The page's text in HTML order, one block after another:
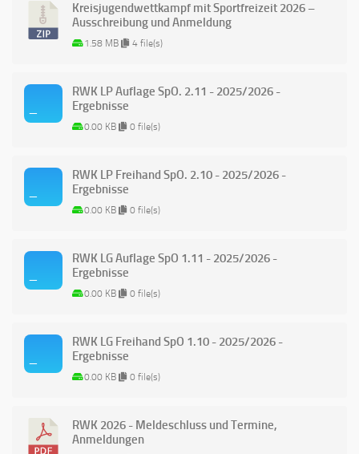
Kreisjugendwettkampf mit Sportfreizeit 2026 –
Ausschreibung und Anmeldung
1.58 MB 4 file(s)
RWK LP Auflage SpO. 2.11 - 2025/2026 -
Ergebnisse
0.00 KB 0 file(s)
RWK LP Freihand SpO. 2.10 - 2025/2026 -
Ergebnisse
0.00 KB 0 file(s)
RWK LG Auflage SpO 1.11 - 2025/2026 -
Ergebnisse
0.00 KB 0 file(s)
RWK LG Freihand SpO 1.10 - 2025/2026 -
Ergebnisse
0.00 KB 0 file(s)
RWK 2026 - Meldeschluss und Termine,
Anmeldungen